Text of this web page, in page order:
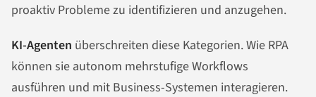
proaktiv Probleme zu identifizieren und anzugehen.
KI-Agenten überschreiten diese Kategorien. Wie RPA
können sie autonom mehrstufige Workflows
ausführen und mit Business-Systemen interagieren.